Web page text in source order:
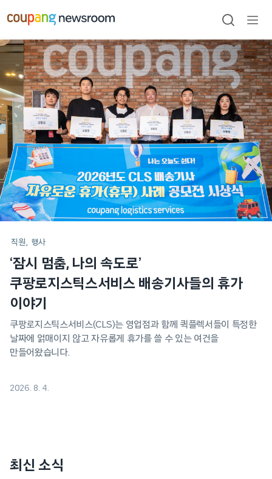
건너뛰기
검색
열기
메인
포스트
직원 행사
‘잠시 멈춤, 나의 속도로’
쿠팡로지스틱스서비스 배송기사들의 휴가
이야기
쿠팡로지스틱스서비스(CLS)는 영업점과 함께 퀵플렉서들이 특정한
날짜에 얽매이지 않고 자유롭게 휴가를 쓸 수 있는 여건을
만들어왔습니다.
2026. 8. 4.
최신 소식